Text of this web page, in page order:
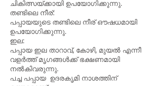
ചികിത്സയ്ക്കായി ഉപയോഗിക്കുന്നു.
തണ്ടിലെ നീര്:
പപ്പായയുടെ തണ്ടിലെ നീര് ഔഷധമായി
ഉപയോഗിക്കുന്നു.
ഇല:
പപ്പായ ഇല താറാവ്, കോഴി, മുയൽ എന്നീ
വളർത്ത് മൃഗങ്ങൾക്ക് ഭക്ഷണമായി
നൽകിവരുന്നു.
പച്ച പപ്പായ ഉദരകൃമി നാ‍ശത്തിന്